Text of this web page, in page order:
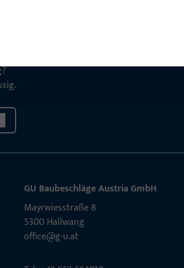
GU Baubeschläge Aus­tria GmbH
Mayrwies­straße 8
5300 Hall­wang
office@g-u.at